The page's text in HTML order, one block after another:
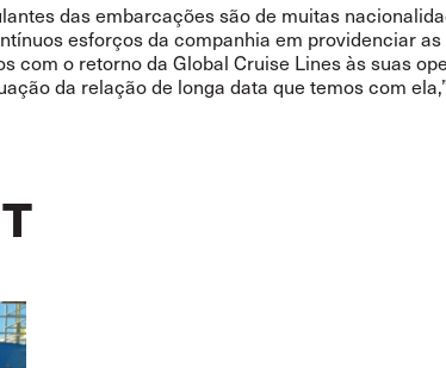
das embarcações são de muitas
esforços da companhia em providenciar
com o retorno da Global Cruise Lines às suas
da relação de longa data que temos com